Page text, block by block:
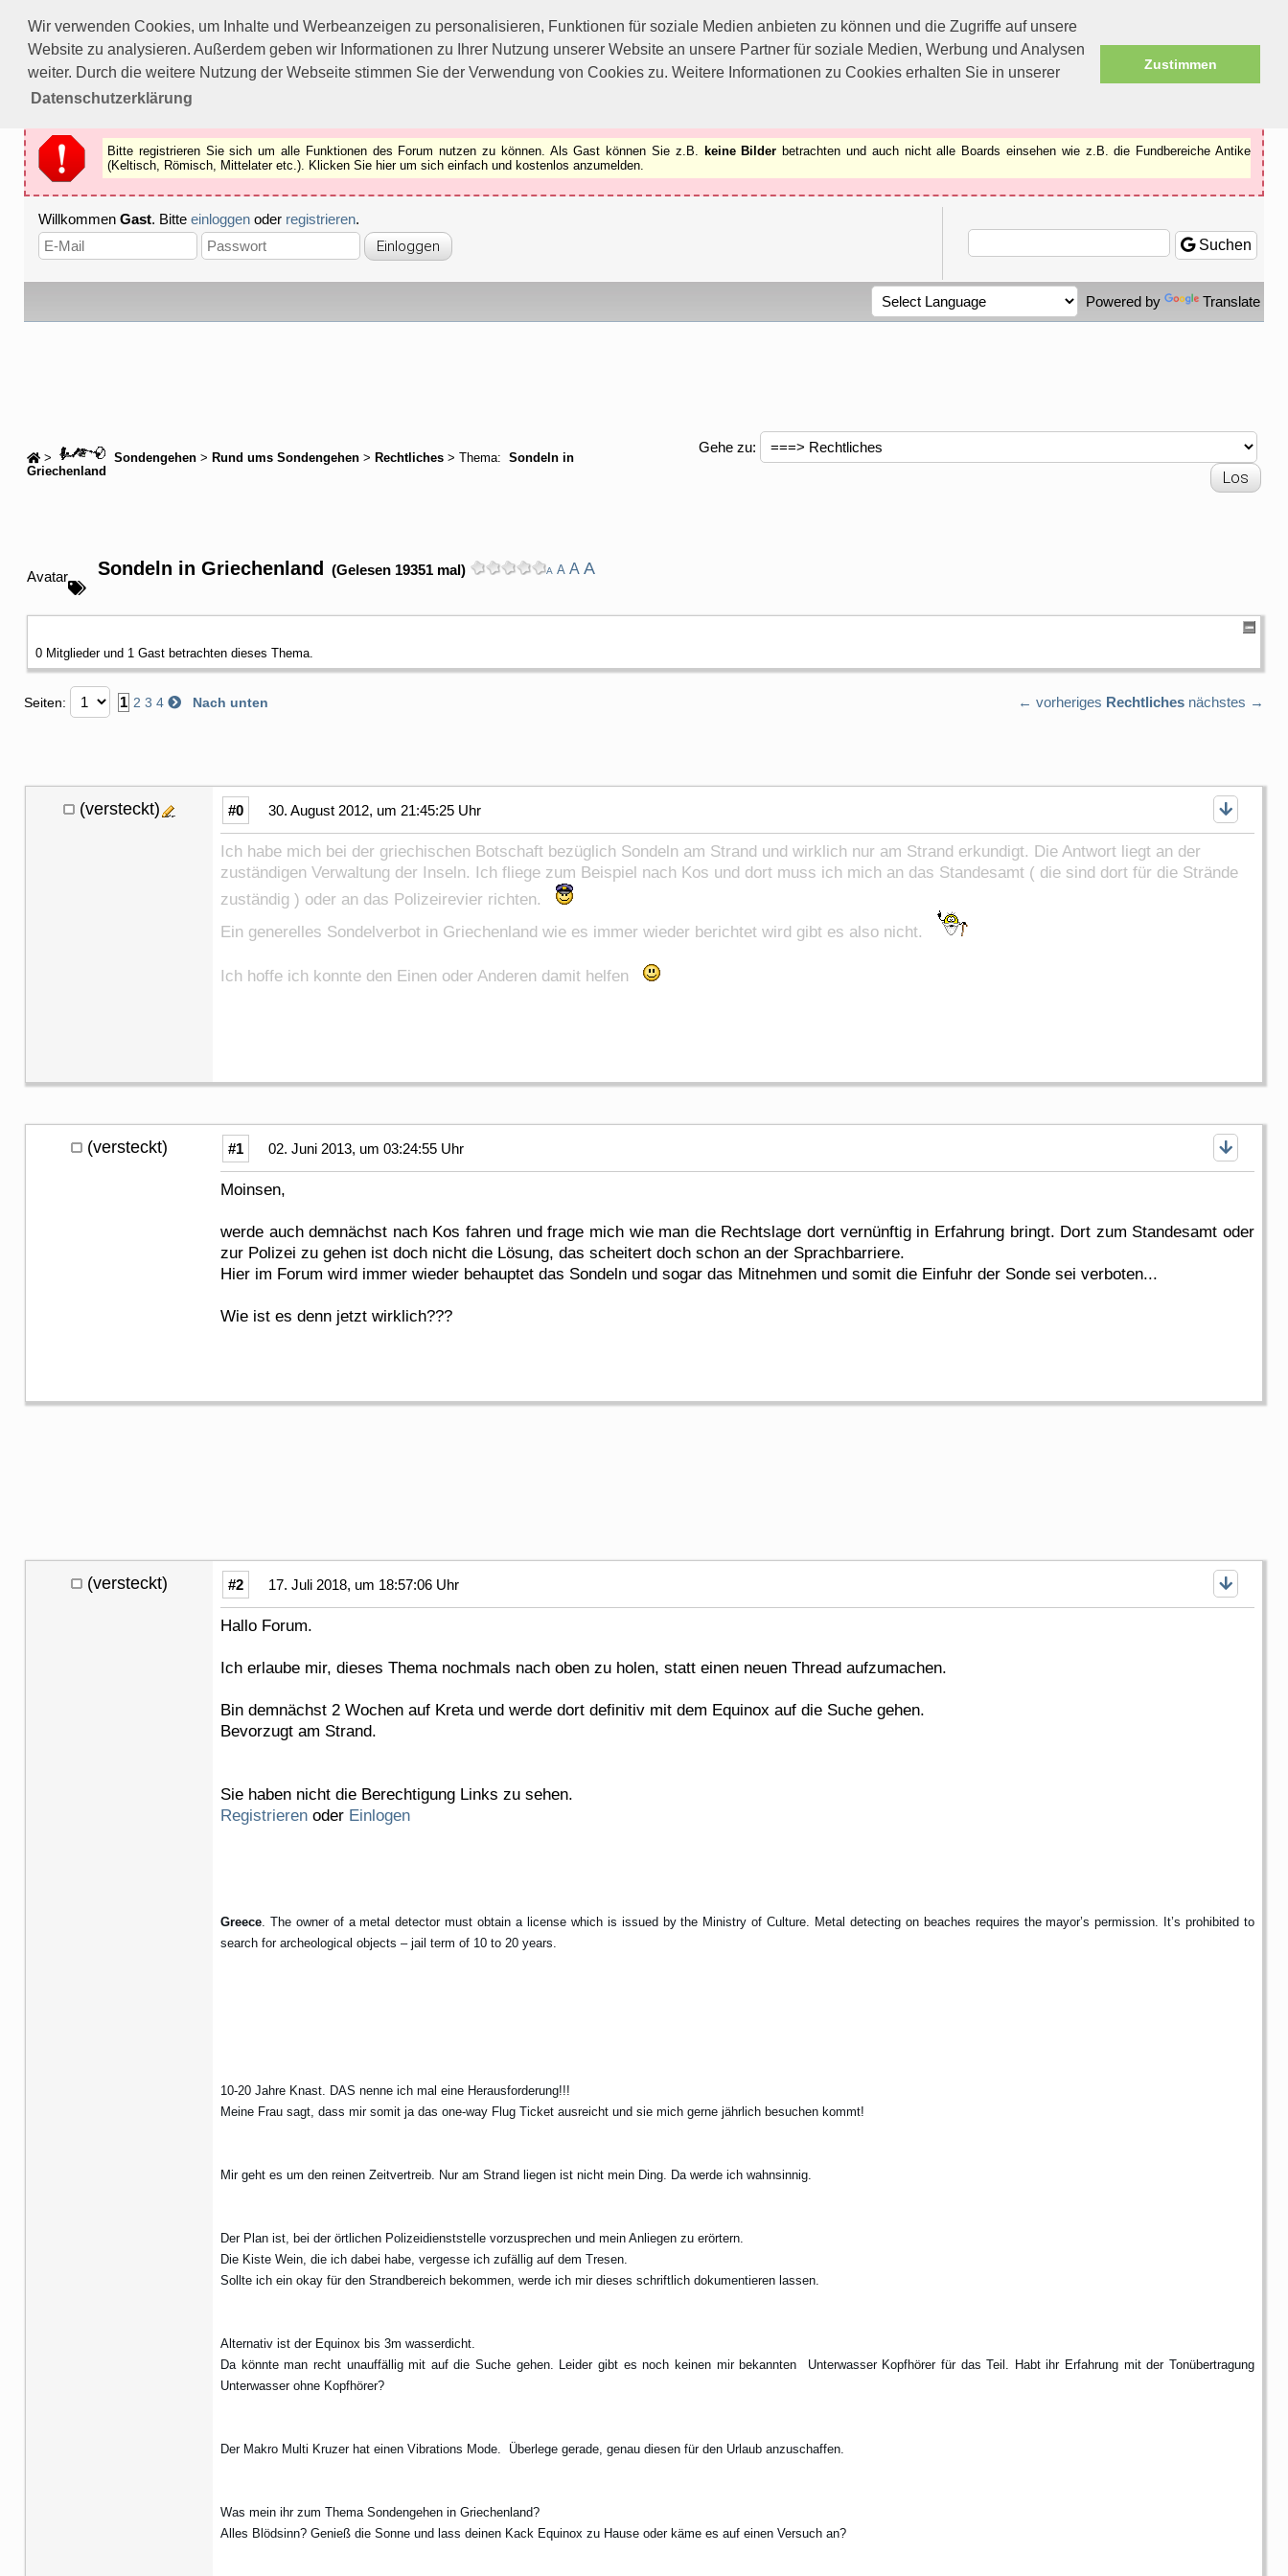
Wir verwenden Cookies, um Inhalte und Werbeanzeigen zu personalisieren, Funktionen für soziale Medien anbieten zu können und die Zugriffe auf unsere
Website zu analysieren. Außerdem geben wir Informationen zu Ihrer Nutzung unserer Website an unsere Partner für soziale Medien, Werbung und Analysen
weiter. Durch die weitere Nutzung der Webseite stimmen Sie der Verwendung von Cookies zu. Weitere Informationen zu Cookies erhalten Sie in unserer
Datenschutzerklärung
Zustimmen
Bitte registrieren Sie sich um alle Funktionen des Forums nutzen zu können.
Als Gast können Sie z.B.keine Bilderbetrachten.
Registrieren
Schliessen
Bitte registrieren Sie sich um alle Funktionen des Forum nutzen zu können. Als Gast können Sie z.B. keine Bilder betrachten und auch nicht alle Boards einsehen wie z.B. die Fundbereiche Antike
(Keltisch, Römisch, Mittelater etc.). Klicken Sie hier um sich einfach und kostenlos anzumelden.
Willkommen Gast. Bitte einloggen oder registrieren.
Suchen
Powered by Translate
> Sondengehen > Rund ums Sondengehen > Rechtliches > Thema:
Sondeln in
Griechenland
Gehe zu:
Avatar Sondeln in Griechenland (Gelesen 19351 mal) A A A A
0 Mitglieder und 1 Gast betrachten dieses Thema.
Seiten: 1 2 3 4 Nach unten ← vorheriges Rechtliches nächstes →
(versteckt) #0 30. August 2012, um 21:45:25 Uhr
Ich habe mich bei der griechischen Botschaft bezüglich Sondeln am Strand und wirklich nur am Strand erkundigt. Die Antwort liegt an der
zuständigen Verwaltung der Inseln. Ich fliege zum Beispiel nach Kos und dort muss ich mich an das Standesamt ( die sind dort für die Strände
zuständig ) oder an das Polizeirevier richten.
Ein generelles Sondelverbot in Griechenland wie es immer wieder berichtet wird gibt es also nicht.
Ich hoffe ich konnte den Einen oder Anderen damit helfen
(versteckt) #1 02. Juni 2013, um 03:24:55 Uhr
Moinsen,
werde auch demnächst nach Kos fahren und frage mich wie man die Rechtslage dort vernünftig in Erfahrung bringt. Dort zum Standesamt oder
zur Polizei zu gehen ist doch nicht die Lösung, das scheitert doch schon an der Sprachbarriere.
Hier im Forum wird immer wieder behauptet das Sondeln und sogar das Mitnehmen und somit die Einfuhr der Sonde sei verboten...
Wie ist es denn jetzt wirklich???
(versteckt) #2 17. Juli 2018, um 18:57:06 Uhr
Hallo Forum.
Ich erlaube mir, dieses Thema nochmals nach oben zu holen, statt einen neuen Thread aufzumachen.
Bin demnächst 2 Wochen auf Kreta und werde dort definitiv mit dem Equinox auf die Suche gehen.
Bevorzugt am Strand.
Sie haben nicht die Berechtigung Links zu sehen.
Registrieren oder Einlogen
Greece . The owner of a metal detector must obtain a license which is issued by the Ministry of Culture. Metal detecting on beaches requires the mayor’s permission. It’s prohibited to
search for archeological objects – jail term of 10 to 20 years.
10-20 Jahre Knast. DAS nenne ich mal eine Herausforderung!!!
Meine Frau sagt, dass mir somit ja das one-way Flug Ticket ausreicht und sie mich gerne jährlich besuchen kommt!
Mir geht es um den reinen Zeitvertreib. Nur am Strand liegen ist nicht mein Ding. Da werde ich wahnsinnig.
Der Plan ist, bei der örtlichen Polizeidienststelle vorzusprechen und mein Anliegen zu erörtern.
Die Kiste Wein, die ich dabei habe, vergesse ich zufällig auf dem Tresen.
Sollte ich ein okay für den Strandbereich bekommen, werde ich mir dieses schriftlich dokumentieren lassen.
Alternativ ist der Equinox bis 3m wasserdicht.
Da könnte man recht unauffällig mit auf die Suche gehen. Leider gibt es noch keinen mir bekannten Unterwasser Kopfhörer für das Teil. Habt ihr Erfahrung mit der Tonübertragung
Unterwasser ohne Kopfhörer?
Der Makro Multi Kruzer hat einen Vibrations Mode. Überlege gerade, genau diesen für den Urlaub anzuschaffen.
Was mein ihr zum Thema Sondengehen in Griechenland?
Alles Blödsinn? Genieß die Sonne und lass deinen Kack Equinox zu Hause oder käme es auf einen Versuch an?